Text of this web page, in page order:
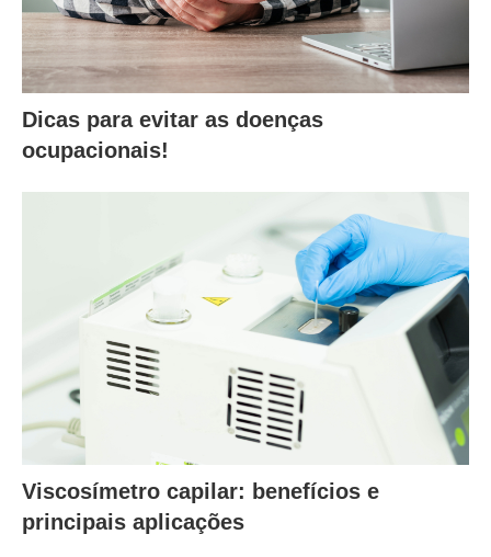
Dicas para evitar as doenças
ocupacionais!
Viscosímetro capilar: benefícios e
principais aplicações